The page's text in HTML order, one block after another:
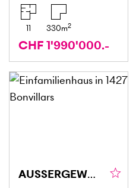
11 330m2
CHF 1'990'000.-
AUSSERGEWÖHNLICH MIT GROSSZÜGIGEM UMSCHWUNG